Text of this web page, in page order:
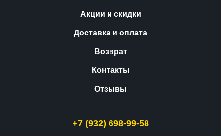
Акции и скидки
Доставка и оплата
Возврат
Контакты
Отзывы
+7 (932) 698-99-58